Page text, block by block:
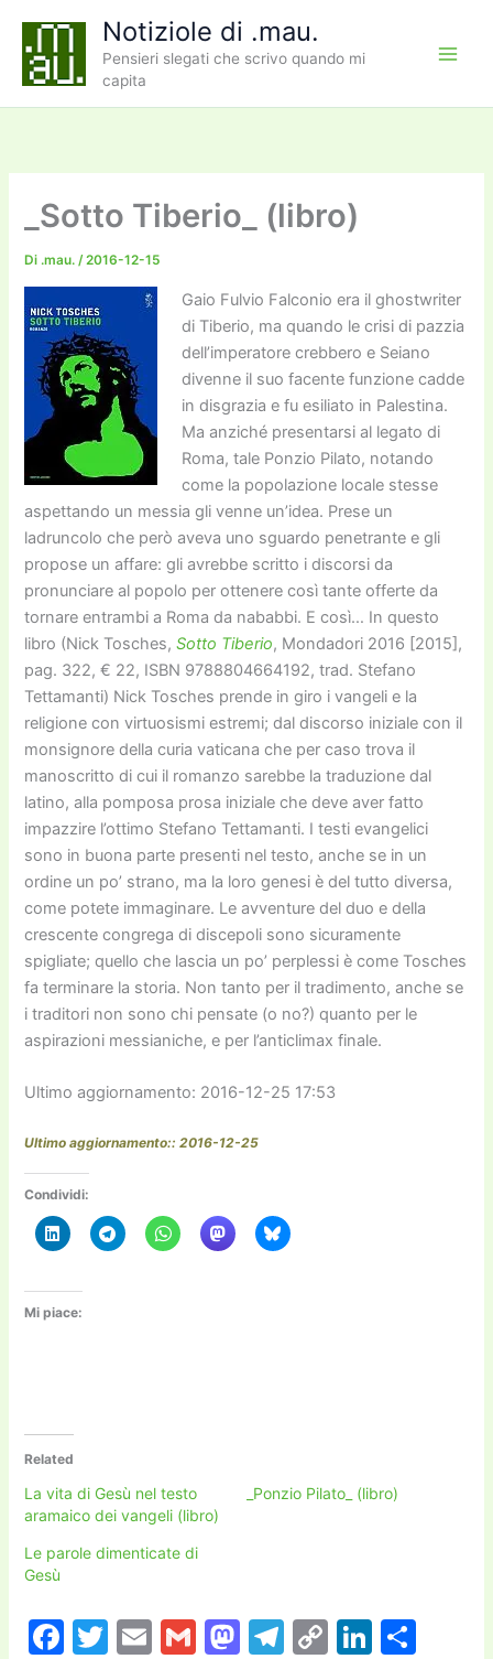
contenuto
Notiziole di .mau.
Pensieri slegati che scrivo quando mi
capita
_Sotto Tiberio_ (libro)
Di .mau./2016-12-15
Gaio Fulvio Falconio era il ghostwriter
di Tiberio, ma quando le crisi di pazzia
dell’imperatore crebbero e Seiano
divenne il suo facente funzione cadde
in disgrazia e fu esiliato in Palestina.
Ma anziché presentarsi al legato di
Roma, tale Ponzio Pilato, notando
come la popolazione locale stesse
aspettando un messia gli venne un’idea. Prese un
ladruncolo che però aveva uno sguardo penetrante e gli
propose un affare: gli avrebbe scritto i discorsi da
pronunciare al popolo per ottenere così tante offerte da
tornare entrambi a Roma da nababbi. E così… In questo
libro (Nick Tosches,Sotto Tiberio, Mondadori 2016 [2015],
pag. 322, € 22, ISBN 9788804664192, trad. Stefano
Tettamanti) Nick Tosches prende in giro i vangeli e la
religione con virtuosismi estremi; dal discorso iniziale con il
monsignore della curia vaticana che per caso trova il
manoscritto di cui il romanzo sarebbe la traduzione dal
latino, alla pomposa prosa iniziale che deve aver fatto
impazzire l’ottimo Stefano Tettamanti. I testi evangelici
sono in buona parte presenti nel testo, anche se in un
ordine un po’ strano, ma la loro genesi è del tutto diversa,
come potete immaginare. Le avventure del duo e della
crescente congrega di discepoli sono sicuramente
spigliate; quello che lascia un po’ perplessi è come Tosches
fa terminare la storia. Non tanto per il tradimento, anche se
i traditori non sono chi pensate (o no?) quanto per le
aspirazioni messianiche, e per l’anticlimax finale.
Ultimo aggiornamento: 2016-12-25 17:53
Ultimo aggiornamento:: 2016-12-25
Condividi:
Mi piace:
Related
La vita di Gesù nel testo
aramaico dei vangeli (libro)
_Ponzio Pilato_ (libro)
Le parole dimenticate di
Gesù
F
T
E
G
M T
C
Li